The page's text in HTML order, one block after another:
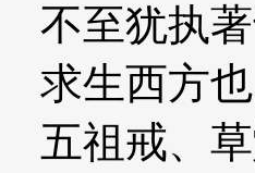
不至犹执
求生西方
五祖戒、